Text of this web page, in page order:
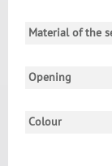
Material of the
Opening
Colour